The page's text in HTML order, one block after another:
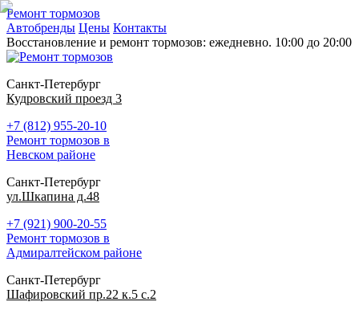
Ремонт тормозов
Автобренды Цены Контакты
Восстановление и ремонт тормозов: ежедневно. 10:00 до 20:00
Санкт-Петербург
Кудровский проезд 3
+7 (812) 955-20-10
Ремонт тормозов в
Невском районе
Санкт-Петербург
ул.Шкапина д.48
+7 (921) 900-20-55
Ремонт тормозов в
Адмиралтейском районе
Санкт-Петербург
Шафировский пр.22 к.5 с.2